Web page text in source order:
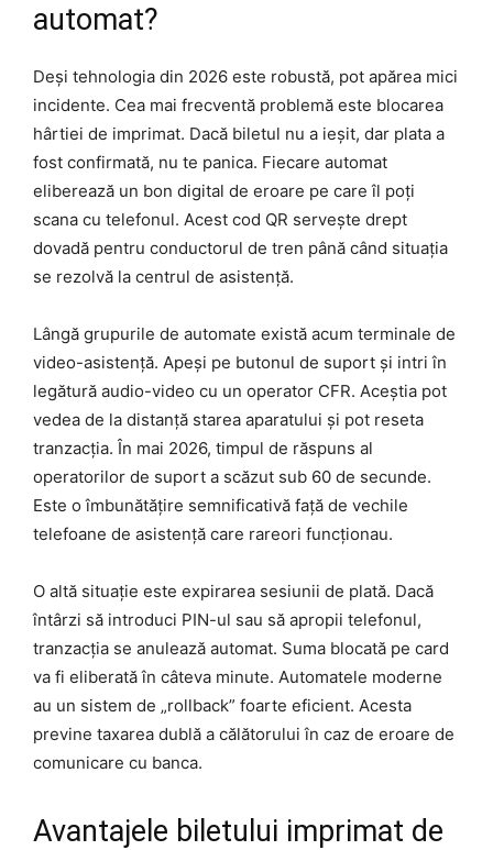
automat?
Deși tehnologia din 2026 este robustă, pot apărea mici
incidente. Cea mai frecventă problemă este blocarea
hârtiei de imprimat. Dacă biletul nu a ieșit, dar plata a
fost confirmată, nu te panica. Fiecare automat
eliberează un bon digital de eroare pe care îl poți
scana cu telefonul. Acest cod QR servește drept
dovadă pentru conductorul de tren până când situația
se rezolvă la centrul de asistență.
Lângă grupurile de automate există acum terminale de
video-asistență. Apeși pe butonul de suport și intri în
legătură audio-video cu un operator CFR. Aceștia pot
vedea de la distanță starea aparatului și pot reseta
tranzacția. În mai 2026, timpul de răspuns al
operatorilor de suport a scăzut sub 60 de secunde.
Este o îmbunătățire semnificativă față de vechile
telefoane de asistență care rareori funcționau.
O altă situație este expirarea sesiunii de plată. Dacă
întârzi să introduci PIN-ul sau să apropii telefonul,
tranzacția se anulează automat. Suma blocată pe card
va fi eliberată în câteva minute. Automatele moderne
au un sistem de „rollback” foarte eficient. Acesta
previne taxarea dublă a călătorului în caz de eroare de
comunicare cu banca.
Avantajele biletului imprimat de